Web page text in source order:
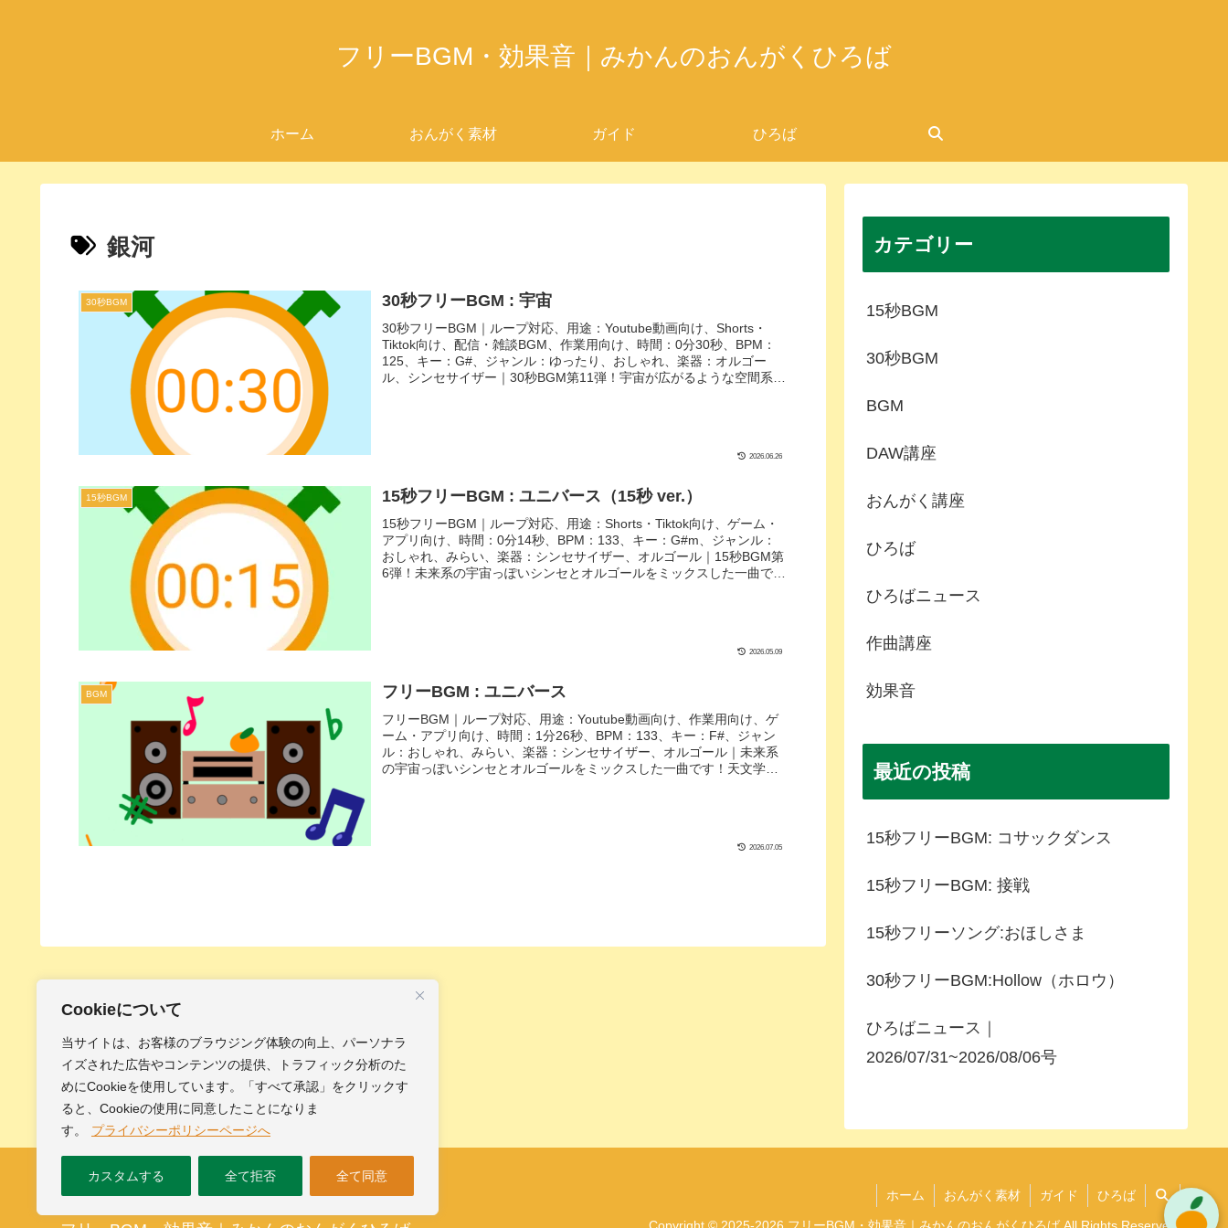
Cookieについて
当サイトは、お客様のブラウジング体験の向上、パーソナラ
イズされた広告やコンテンツの提供、トラフィック分析のた
めにCookieを使用しています。「すべて承認」をクリックす
ると、Cookieの使用に同意したことになりま
す。
プライバシーポリシーページへ
カスタムする 全て拒否 全て同意
フリーBGM・効果音｜みかんのおんがくひろば
ホーム おんがく素材 ガイド ひろば
銀河
30秒BGM 30秒フリーBGM : 宇宙
30秒フリーBGM｜ループ対応、用途：Youtube動画向け、Shorts・
Tiktok向け、配信・雑談BGM、作業用向け、時間：0分30秒、BPM：
125、キー：G#、ジャンル：ゆったり、おしゃれ、楽器：オルゴー
ル、シンセサイザー｜30秒BGM第11弾！宇宙が広がるような空間系
2026.06.26
15秒BGM 15秒フリーBGM : ユニバース（15秒 ver.）
15秒フリーBGM｜ループ対応、用途：Shorts・Tiktok向け、ゲーム・
アプリ向け、時間：0分14秒、BPM：133、キー：G#m、ジャンル：
おしゃれ、みらい、楽器：シンセサイザー、オルゴール｜15秒BGM第
6弾！未来系の宇宙っぽいシンセとオルゴールをミックスした一曲で
2026.05.09
BGM フリーBGM : ユニバース
フリーBGM｜ループ対応、用途：Youtube動画向け、作業用向け、ゲ
ーム・アプリ向け、時間：1分26秒、BPM：133、キー：F#、ジャン
ル：おしゃれ、みらい、楽器：シンセサイザー、オルゴール｜未来系
の宇宙っぽいシンセとオルゴールをミックスした一曲です！天文学系
2026.07.05
カテゴリー
15秒BGM
30秒BGM
BGM
DAW講座
おんがく講座
ひろば
ひろばニュース
作曲講座
効果音
最近の投稿
15秒フリーBGM: コサックダンス
15秒フリーBGM: 接戦
15秒フリーソング:おほしさま
30秒フリーBGM:Hollow（ホロウ）
ひろばニュース｜
2026/07/31~2026/08/06号
ホーム おんがく素材 ガイド ひろば
Copyright © 2025-2026 フリーBGM・効果音｜みかんのおんがくひろば All Rights Reserved.